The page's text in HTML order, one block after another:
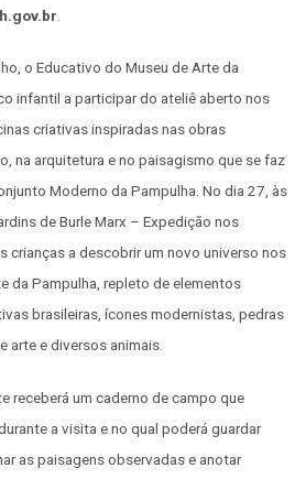
o Educativo do Museu de Arte da
infantil a participar do ateliê aberto nos
criativas inspiradas nas obras
na arquitetura e no paisagismo que se faz
Moderno da Pampulha. No dia 27, às
de Burle Marx – Expedição nos
crianças a descobrir um novo universo nos
da Pampulha, repleto de elementos
brasileiras, ícones modernistas, pedras
arte e diversos animais.
receberá um caderno de campo que
a visita e no qual poderá guardar
as paisagens observadas e anotar